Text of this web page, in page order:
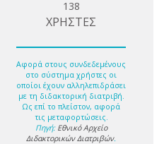
138
ΧΡΗΣΤΕΣ
Αφορά στους συνδεδεμένους
στο σύστημα χρήστες οι
οποίοι έχουν αλληλεπιδράσει
με τη διδακτορική διατριβή.
Ως επί το πλείστον, αφορά
τις μεταφορτώσεις.
Πηγή: Εθνικό Αρχείο
Διδακτορικών Διατριβών.